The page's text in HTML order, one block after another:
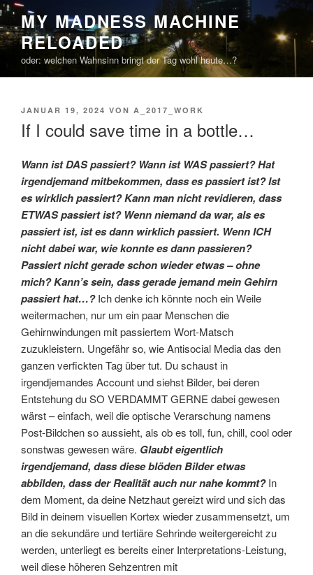
Zum
Inhalt
springen
MY MADNESS MACHINE
RELOADED
oder: welchen Wahnsinn bringt der Tag wohl heute…?
VERÖFFENTLICHT
JANUAR 19, 2024 VON A_2017_WORK
If I could save time in a bottle…
Wann ist DAS passiert? Wann ist WAS passiert? Hat
irgendjemand mitbekommen, dass es passiert ist? Ist
es wirklich passiert? Kann man nicht revidieren, dass
ETWAS passiert ist? Wenn niemand da war, als es
passiert ist, ist es dann wirklich passiert. Wenn ICH
nicht dabei war, wie konnte es dann passieren?
Passiert nicht gerade schon wieder etwas – ohne
mich? Kann’s sein, dass gerade jemand mein Gehirn
passiert hat…?Ich denke ich könnte noch ein Weile
weitermachen, nur um ein paar Menschen die
Gehirnwindungen mit passiertem Wort-Matsch
zuzukleistern. Ungefähr so, wie Antisocial Media das den
ganzen verfickten Tag über tut. Du schaust in
irgendjemandes Account und siehst Bilder, bei deren
Entstehung du SO VERDAMMT GERNE dabei gewesen
wärst – einfach, weil die optische Verarschung namens
Post-Bildchen so aussieht, als ob es toll, fun, chill, cool oder
sonstwas gewesen wäre. Glaubt eigentlich
irgendjemand, dass diese blöden Bilder etwas
abbilden, dass der Realität auch nur nahe kommt?In
dem Moment, da deine Netzhaut gereizt wird und sich das
Bild in deinem visuellen Kortex wieder zusammensetzt, um
an die sekundäre und tertiäre Sehrinde weitergereicht zu
werden, unterliegt es bereits einer Interpretations-Leistung,
weil diese höheren Sehzentren mit